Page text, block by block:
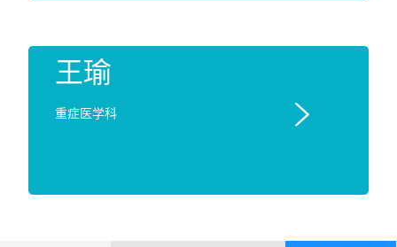

王瑜
重症医学科